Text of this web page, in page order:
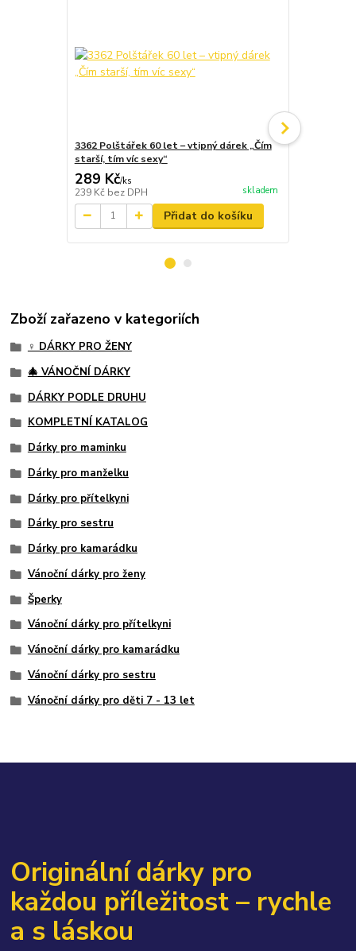
3362 Polštářek 60 let – vtipný dárek „Čím
starší, tím víc sexy“
289 Kč/ks
239 Kč bez DPH skladem
Přidat do košíku
Zboží zařazeno v kategoriích
♀️ DÁRKY PRO ŽENY
🎄 VÁNOČNÍ DÁRKY
DÁRKY PODLE DRUHU
KOMPLETNÍ KATALOG
Dárky pro maminku
Dárky pro manželku
Dárky pro přítelkyni
Dárky pro sestru
Dárky pro kamarádku
Vánoční dárky pro ženy
Šperky
Vánoční dárky pro přítelkyni
Vánoční dárky pro kamarádku
Vánoční dárky pro sestru
Vánoční dárky pro děti 7 - 13 let
Originální dárky pro
každou příležitost – rychle
a s láskou